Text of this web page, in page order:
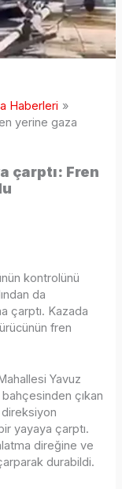
Haberleri
yerine gaza
çarptı: Fren
kontrolünü
da
çarptı. Kazada
fren
Yavuz
çıkan
yayaya çarptı.
direğine ve
durabildi.